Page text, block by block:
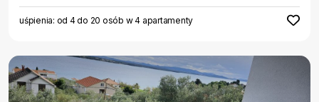
uśpienia: od 4 do 20 osób w 4 apartamenty